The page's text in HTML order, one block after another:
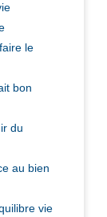
le
bon
du
au bien
vie